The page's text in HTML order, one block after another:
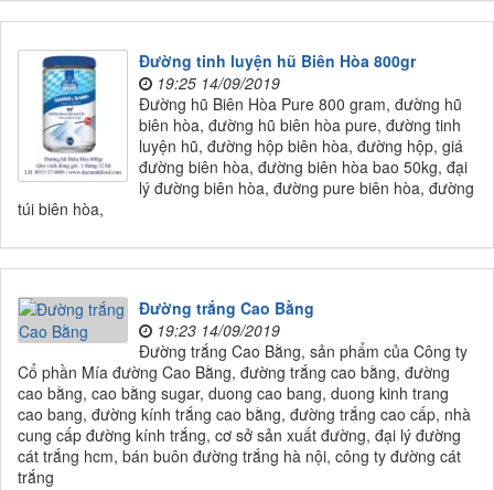
Đường tinh luyện hũ Biên Hòa 800gr
19:25 14/09/2019
Đường hũ Biên Hòa Pure 800 gram, đường hũ
biên hòa, đường hũ biên hòa pure, đường tinh
luyện hũ, đường hộp biên hòa, đường hộp, giá
đường biên hòa, đường biên hòa bao 50kg, đại
lý đường biên hòa, đường pure biên hòa, đường
túi biên hòa,
Đường trắng Cao Bằng
19:23 14/09/2019
Đường trắng Cao Bằng, sản phẩm của Công ty
Cổ phần Mía đường Cao Bằng, đường trắng cao bằng, đường
cao bằng, cao bằng sugar, duong cao bang, duong kinh trang
cao bang, đường kính trắng cao bằng, đường trắng cao cấp, nhà
cung cấp đường kính trắng, cơ sở sản xuất đường, đại lý đường
cát trắng hcm, bán buôn đường trắng hà nội, công ty đường cát
trắng